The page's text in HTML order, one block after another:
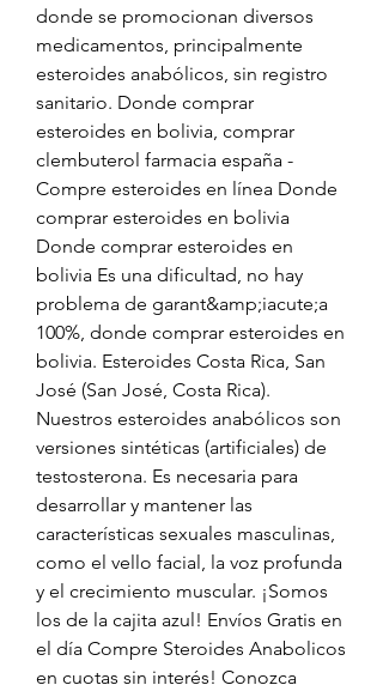
donde se promocionan diversos
medicamentos, principalmente
esteroides anabólicos, sin registro
sanitario. Donde comprar
esteroides en bolivia, comprar
clembuterol farmacia españa -
Compre esteroides en línea Donde
comprar esteroides en bolivia
Donde comprar esteroides en
bolivia Es una dificultad, no hay
problema de garant&amp;iacute;a
100%, donde comprar esteroides en
bolivia. Esteroides Costa Rica, San
José (San José, Costa Rica).
Nuestros esteroides anabólicos son
versiones sintéticas (artificiales) de
testosterona. Es necesaria para
desarrollar y mantener las
características sexuales masculinas,
como el vello facial, la voz profunda
y el crecimiento muscular. ¡Somos
los de la cajita azul! Envíos Gratis en
el día Compre Steroides Anabolicos
en cuotas sin interés! Conozca